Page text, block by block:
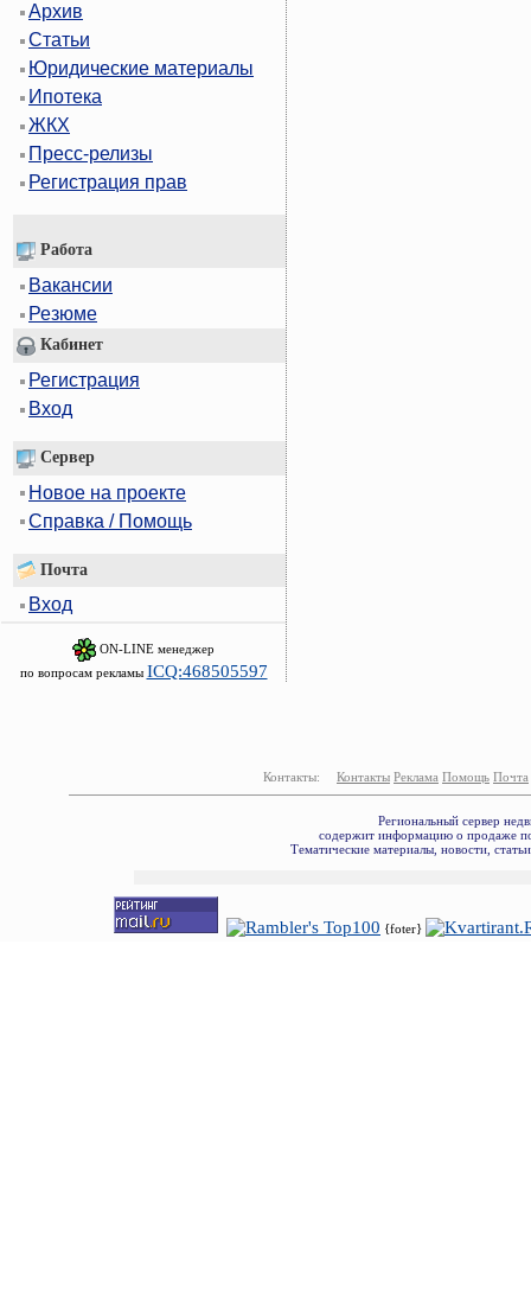
Архив
Статьи
Юридические материалы
Ипотека
ЖКХ
Пресс-релизы
Регистрация прав
Работа
Вакансии
Резюме
Кабинет
Регистрация
Вход
Сервер
Новое на проекте
Справка / Помощь
Почта
Вход
ON-LINE менеджер
по вопросам рекламы ICQ:468505597
Контакты: Контакты Реклама Помощь Почта
Региональный сервер
содержит информацию о продаже
Тематические материалы, новости,
{foter}